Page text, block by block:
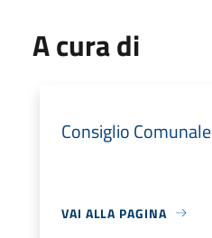
A cura di
Consiglio Comunale
VAI ALLA PAGINA